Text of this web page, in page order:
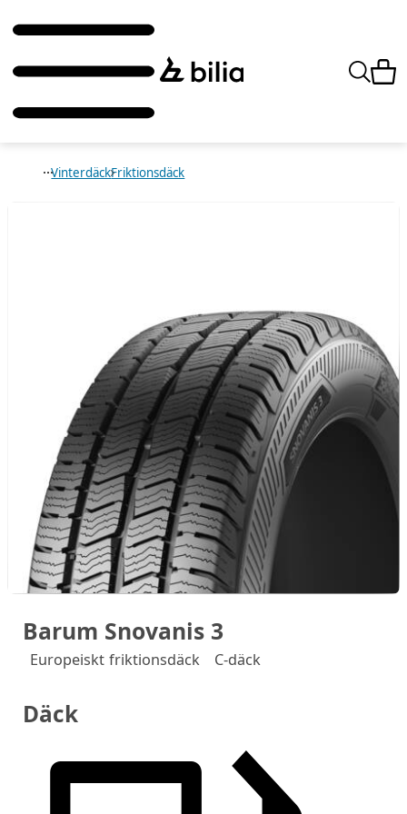
VinterdäckFriktionsdäck
Barum Snovanis 3
Europeiskt friktionsdäck C-däck
Däck